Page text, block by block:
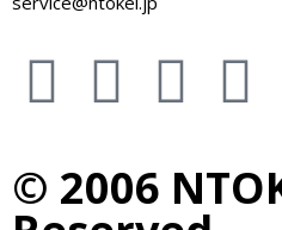
© 2006